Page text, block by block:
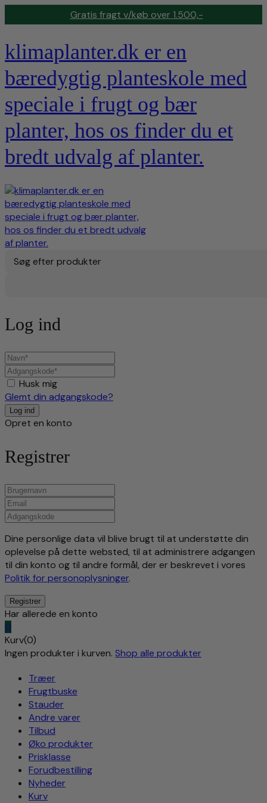
Gratis fragt v/køb over 1.500,-
klimaplanter.dk er en
bæredygtig planteskole med
speciale i frugt og bær
planter, hos os finder du et
bredt udvalg af planter.
Søg efter produkter
Log ind
Husk mig
Glemt din adgangskode?
Opret en konto
Registrer
Dine personlige data vil blive brugt til at understøtte din
oplevelse på dette websted, til at administrere adgangen
til din konto og til andre formål, der er beskrevet i vores
Politik for personoplysninger.
Har allerede en konto
0
Kurv(0)
Ingen produkter i kurven. Shop alle produkter
Træer
Frugtbuske
Stauder
Andre varer
Tilbud
Øko produkter
Prisklasse
Forudbestilling
Nyheder
Kurv